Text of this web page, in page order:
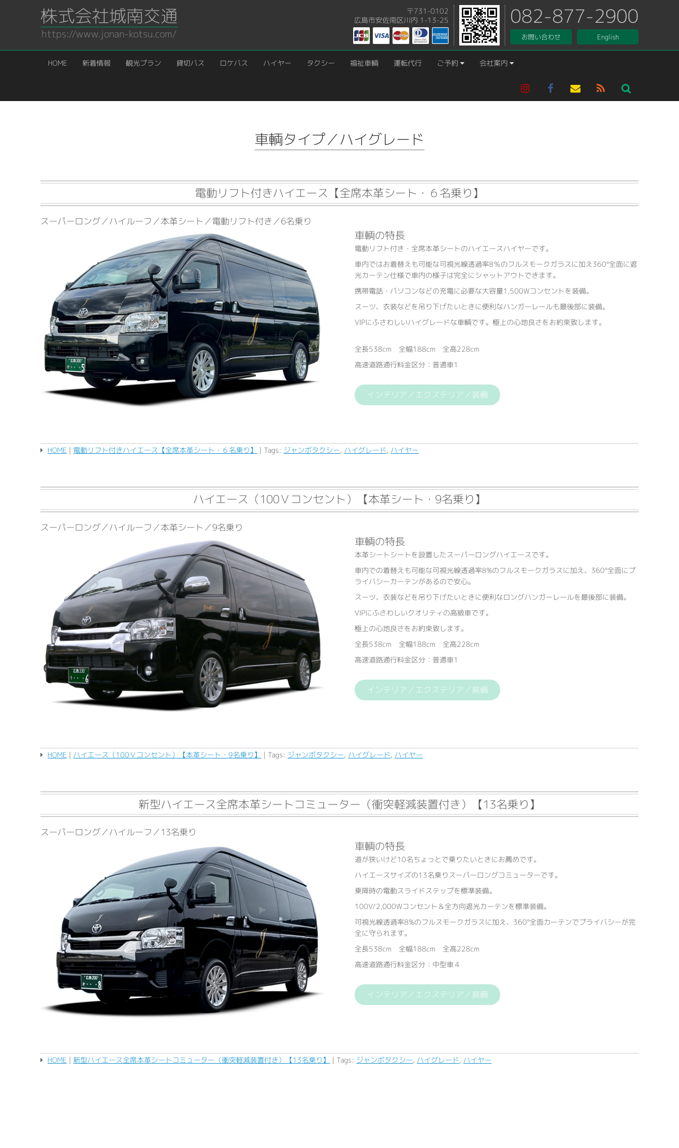
株式会社城南交通
https://www.jonan-kotsu.com/
〒731-0102
広島市安佐南区川内 1-13-25
082-877-2900
お問い合わせ English
HOME 新着情報 観光プラン 貸切バス ロケバス ハイヤー タクシー 福祉車輌 運転代行 ご予約 会社案内
車輌タイプ／ハイグレード
電動リフト付きハイエース【全席本革シート・６名乗り】
スーパーロング／ハイルーフ／本革シート／電動リフト付き／6名乗り
車輌の特長
電動リフト付き・全席本革シートのハイエースハイヤーです。
車内ではお着替えも可能な可視光線透過率8％のフルスモークガラスに加え360°全面に遮
光カーテン仕様で車内の様子は完全にシャットアウトできます。
携帯電話・パソコンなどの充電に必要な大容量1,500Wコンセントを装備。
スーツ、衣装などを吊り下げたいときに便利なハンガーレールも最後部に装備。
VIPにふさわしいハイグレードな車輌です。極上の心地良さをお約束致します。
全長538cm 全幅188cm 全高228cm
高速道路通行料金区分：普通車1
インテリア／エクステリア／装備
HOME | 電動リフト付きハイエース【全席本革シート・６名乗り】 | Tags: ジャンボタクシー, ハイグレード, ハイヤー
ハイエース（100Ｖコンセント）【本革シート・9名乗り】
スーパーロング／ハイルーフ／本革シート／9名乗り
車輌の特長
本革シートシートを設置したスーパーロングハイエースです。
車内での着替えも可能な可視光線透過率8%のフルスモークガラスに加え、360°全面にプ
ライバシーカーテンがあるので安心。
スーツ、衣装などを吊り下げたいときに便利なロングハンガーレールを最後部に装備。
VIPにふさわしいクオリティの高級車です。
極上の心地良さをお約束致します。
全長538cm 全幅188cm 全高228cm
高速道路通行料金区分：普通車1
インテリア／エクステリア／装備
HOME | ハイエース（100Ｖコンセント）【本革シート・9名乗り】 | Tags: ジャンボタクシー, ハイグレード, ハイヤー
新型ハイエース全席本革シートコミューター（衝突軽減装置付き）【13名乗り】
スーパーロング／ハイルーフ／13名乗り
車輌の特長
道が狭いけど10名ちょっとで乗りたいときにお薦めです。
ハイエースサイズの13名乗りスーパーロングコミューターです。
乗降時の電動スライドステップを標準装備。
100V/2,000Wコンセント＆全方向遮光カーテンを標準装備。
可視光線透過率8%のフルスモークガラスに加え、360°全面カーテンでプライバシーが完
全に守られます。
全長538cm 全幅188cm 全高228cm
高速道路通行料金区分：中型車４
インテリア／エクステリア／装備
HOME |新型ハイエース全席本革シートコミューター（衝突軽減装置付き）【13名乗り】 | Tags: ジャンボタクシー, ハイグレード, ハイヤー